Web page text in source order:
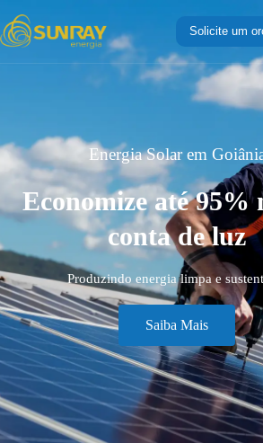
Solicite um
Energia Solar em
Economize até 95%
conta de luz
Produzindo energia limpa e
Saiba Mais